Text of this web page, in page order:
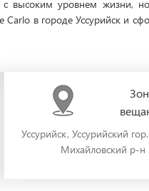
высоким уровнем жизни,
в городе Уссурийск и
Уссурийск, Уссурийский
Михайловский р-н